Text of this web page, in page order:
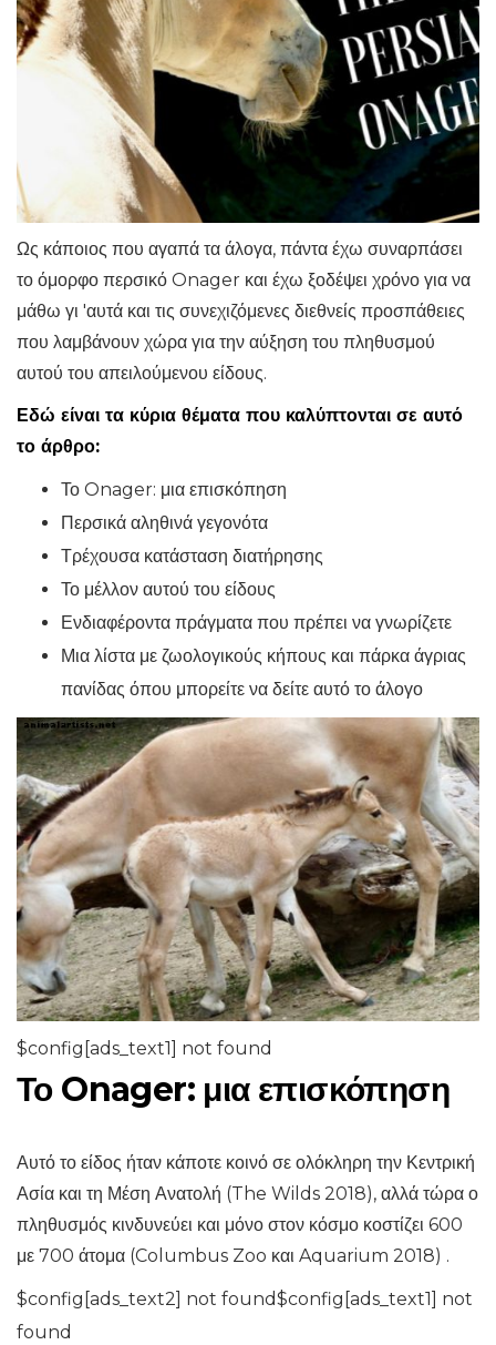
Ως κάποιος που αγαπά τα άλογα, πάντα έχω συναρπάσει
το όμορφο περσικό Onager και έχω ξοδέψει χρόνο για να
μάθω γι 'αυτά και τις συνεχιζόμενες διεθνείς προσπάθειες
που λαμβάνουν χώρα για την αύξηση του πληθυσμού
αυτού του απειλούμενου είδους.
Εδώ είναι τα κύρια θέματα που καλύπτονται σε αυτό
το άρθρο:
Το Onager: μια επισκόπηση
Περσικά αληθινά γεγονότα
Τρέχουσα κατάσταση διατήρησης
Το μέλλον αυτού του είδους
Ενδιαφέροντα πράγματα που πρέπει να γνωρίζετε
Μια λίστα με ζωολογικούς κήπους και πάρκα άγριας
πανίδας όπου μπορείτε να δείτε αυτό το άλογο
$config[ads_text1] not found
Το Onager: μια επισκόπηση
Αυτό το είδος ήταν κάποτε κοινό σε ολόκληρη την Κεντρική
Ασία και τη Μέση Ανατολή (The Wilds 2018), αλλά τώρα ο
πληθυσμός κινδυνεύει και μόνο στον κόσμο κοστίζει 600
με 700 άτομα (Columbus Zoo και Aquarium 2018) .
$config[ads_text2] not found$config[ads_text1] not
found